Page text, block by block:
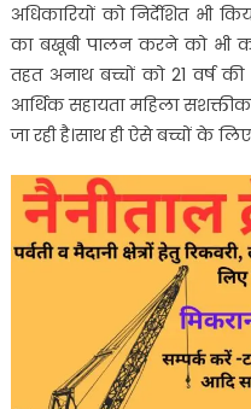
अधिकारियों को निर्देशित भी
का बखूबी पालन करने को भी
तहत अनाथ बच्चों को 21 वर्ष
आर्थिक सहायता महिला
जा रही है।साथ ही ऐसे बच्चों के लिए